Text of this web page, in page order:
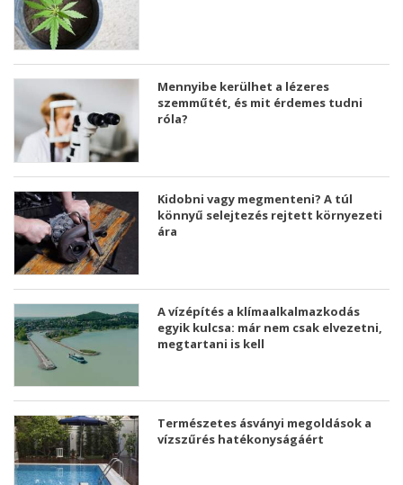
Mennyibe kerülhet a lézeres
szemműtét, és mit érdemes tudni
róla?
Kidobni vagy megmenteni? A túl
könnyű selejtezés rejtett környezeti
ára
A vízépítés a klímaalkalmazkodás
egyik kulcsa: már nem csak elvezetni,
megtartani is kell
Természetes ásványi megoldások a
vízszűrés hatékonyságáért